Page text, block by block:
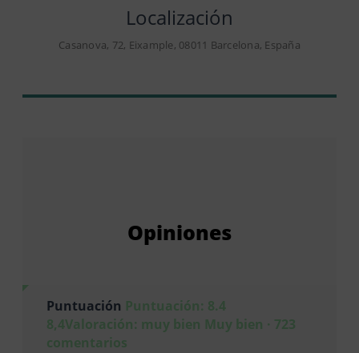
Localización
Casanova, 72, Eixample, 08011 Barcelona, España
Opiniones
Puntuación Puntuación: 8.4
8,4Valoración: muy bien Muy bien · 723
comentarios